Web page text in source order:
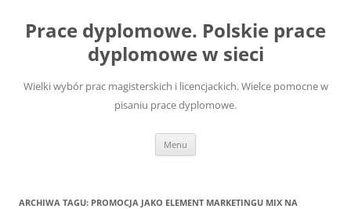
treści
Prace dyplomowe. Polskie prace
dyplomowe w sieci
Wielki wybór prac magisterskich i licencjackich. Wielce pomocne w
pisaniu prace dyplomowe.
Menu
ARCHIWA TAGU: PROMOCJA JAKO ELEMENT MARKETINGU MIX NA